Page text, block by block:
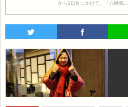
から2日目にかけて、「八幡馬...